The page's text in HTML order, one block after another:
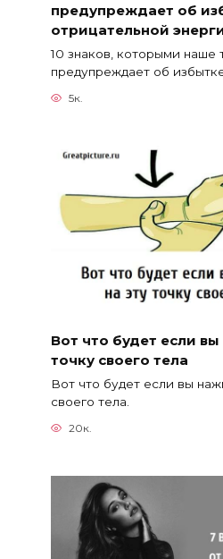
предупреждает об
отрицательной
10 знаков, которыми наше
предупреждает об
5к.
Вот что будет если
точку своего тела
Вот что будет если вы
своего тела.
20к.